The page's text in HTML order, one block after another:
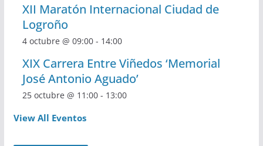
XII Maratón Internacional Ciudad de
Logroño
4 octubre @ 09:00- 14:00
XIX Carrera Entre Viñedos ‘Memorial
José Antonio Aguado’
25 octubre @ 11:00- 13:00
View All Eventos